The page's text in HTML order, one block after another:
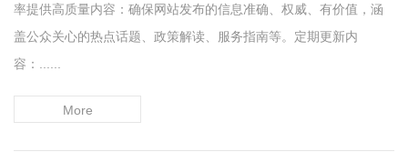
率提供高质量内容：确保网站发布的信息准确、权威、有价值，涵
盖公众关心的热点话题、政策解读、服务指南等。定期更新内
容：......
More